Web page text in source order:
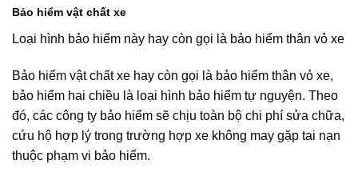
Bảo hiểm vật chất xe
Loại hình bảo hiểm này hay còn gọi là bảo hiểm thân vỏ xe
Bảo hiểm vật chất xe hay còn gọi là bảo hiểm thân vỏ xe,
bảo hiểm hai chiều là loại hình bảo hiểm tự nguyện. Theo
đó, các công ty bảo hiểm sẽ chịu toàn bộ chi phí sửa chữa,
cứu hộ hợp lý trong trường hợp xe không may gặp tai nạn
thuộc phạm vi bảo hiểm.